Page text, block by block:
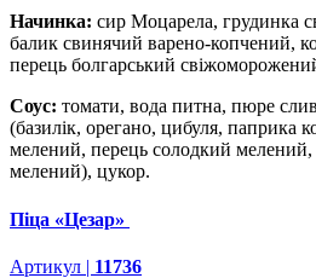
Начинка: сир Моцарела, грудинка
балик свинячий варено-копчений,
перець болгарський
Соус: томати, вода питна, пюре
(базилік, орегано, цибуля, паприка
мелений, перець солодкий мелений,
мелений), цукор.
Піца «Цезар»
Артикул | 11736